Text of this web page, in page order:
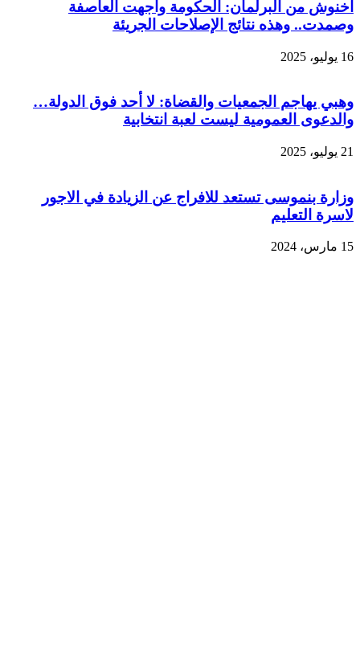
أخنوش من البرلمان: الحكومة واجهت العاصفة
وصمدت.. وهذه نتائج الإصلاحات الجريئة
16 يوليو، 2025
وهبي يهاجم الجمعيات والقضاة: لا أحد فوق الدولة…
والدعوى العمومية ليست لعبة انتخابية
21 يوليو، 2025
وزارة بنموسى تستعد للافراج عن الزيادة في الاجور
لاسرة التعليم
15 مارس، 2024